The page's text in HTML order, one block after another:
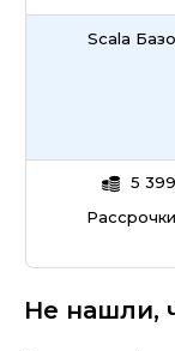
Scala
5 399
Не нашли,